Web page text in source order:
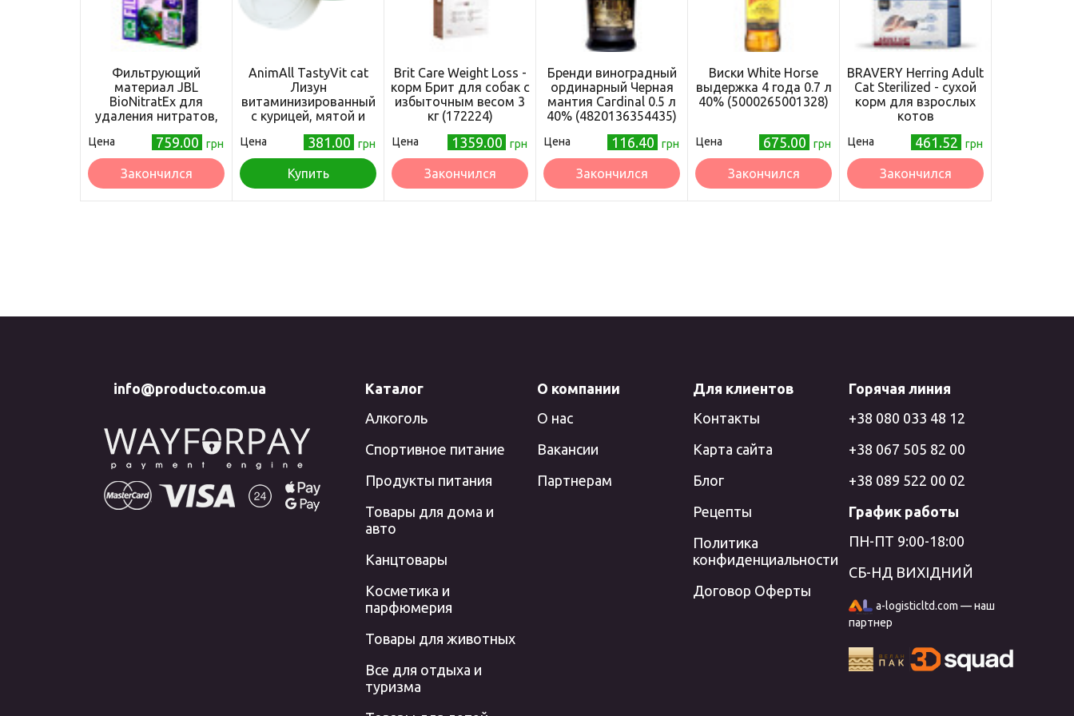
Фильтрующий
материал JBL
BioNitratEx для
удаления нитратов,
Цена 759.00 грн
Закончился
AnimAll TastyVit cat
Лизун
витаминизированный
с курицей, мятой и
Цена 381.00 грн
Купить
Brit Care Weight Loss -
корм Брит для собак с
избыточным весом 3
кг (172224)
Цена 1359.00 грн
Закончился
Бренди виноградный
ординарный Черная
мантия Cardinal 0.5 л
40% (4820136354435)
Цена 116.40 грн
Закончился
Виски White Horse
выдержка 4 года 0.7 л
40% (5000265001328)
Цена 675.00 грн
Закончился
BRAVERY Herring Adult
Cat Sterilized - сухой
корм для взрослых
котов
сельдью, 600 гр
Цена 461.52 грн
Закончился
info@producto.com.ua
Каталог
Алкоголь
Спортивное питание
Продукты питания
Товары для дома и
авто
Канцтовары
Косметика и
парфюмерия
Товары для животных
Все для отдыха и
туризма
О компании
О нас
Вакансии
Партнерам
Для клиентов
Контакты
Карта сайта
Блог
Рецепты
Политика
конфиденциальности
Договор Оферты
Горячая линия
+38 080 033 48 12
+38 067 505 82 00
+38 089 522 00 02
График работы
ПН-ПТ 9:00-18:00
СБ-НД ВИХІДНИЙ
a-logisticltd.com — наш
партнер